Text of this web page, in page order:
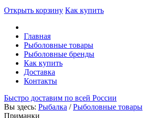
Открыть корзину Как купить
Главная
Рыболовные товары
Рыболовные бренды
Как купить
Доставка
Контакты
Быстро доставим по всей России
Вы здесь: Рыбалка /Рыболовные товары
Приманки